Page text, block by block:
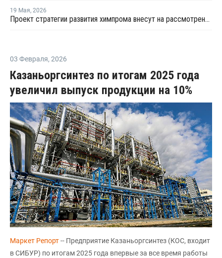
19 Мая, 2026
Проект стратегии развития химпрома внесут на рассмотрение правительства до конца года
03 Февраля, 2026
Казаньоргсинтез по итогам 2025 года
увеличил выпуск продукции на 10%
Маркет Репорт-- Предприятие Казаньоргсинтез (КОС, входит
в СИБУР) по итогам 2025 года впервые за все время работы